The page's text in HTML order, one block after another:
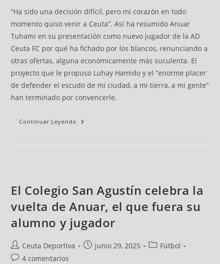
“Ha sido una decisión difícil, pero mi corazón en todo
momento quiso venir a Ceuta”. Así ha resumido Anuar
Tuhami en su presentación como nuevo jugador de la AD
Ceuta FC por qué ha fichado por los blancos, renunciando a
otras ofertas, alguna económicamente más suculenta. El
proyecto que le propuso Luhay Hamido y el “enorme placer
de defender el escudo de mi ciudad, a mi tierra, a mi gente”
han terminado por convencerle.
Continuar Leyendo
El Colegio San Agustín celebra la
vuelta de Anuar, el que fuera su
alumno y jugador
Ceuta Deportiva junio 29, 2025
Fútbol
4 comentarios